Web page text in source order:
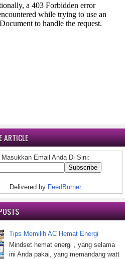
ARTICLE
Masukkan Email Anda Di Sini:
Delivered by FeedBurner
Tips Memilih AC Hemat Energi
Mindset hemat energi , yang selama
ini Anda pakai, yang memandang watt